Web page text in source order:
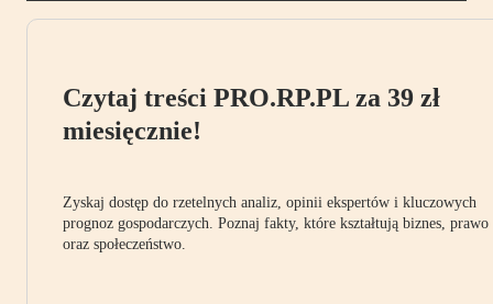
Czytaj treści PRO.RP.PL za 39 zł
miesięcznie!
Zyskaj dostęp do rzetelnych analiz, opinii ekspertów i kluczowych
prognoz gospodarczych. Poznaj fakty, które kształtują biznes, prawo
oraz społeczeństwo.